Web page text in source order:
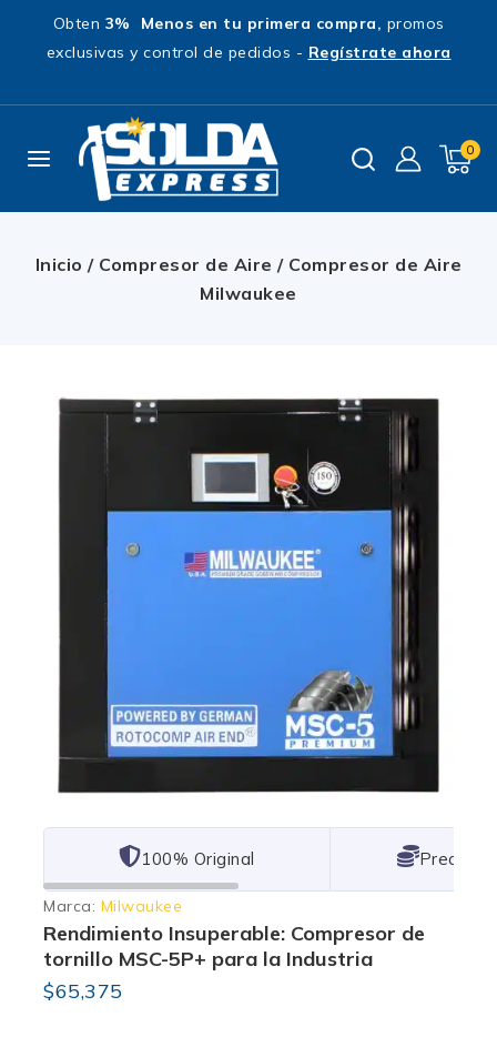
Obten 3% Menos en tu primera compra, promos
exclusivas y control de pedidos - Regístrate ahora
0
Inicio / Compresor de Aire / Compresor de Aire
Milwaukee
101% Original Lowest
Marca: Milwaukee
Rendimiento Insuperable: Compresor de
tornillo MSC-5P+ para la Industria
$65,375